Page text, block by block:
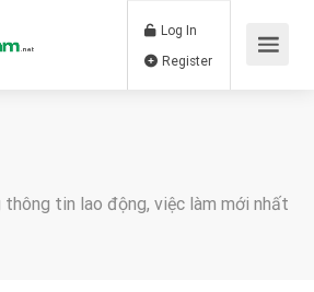
Log In
thông tin lao động, việc làm mới nhất